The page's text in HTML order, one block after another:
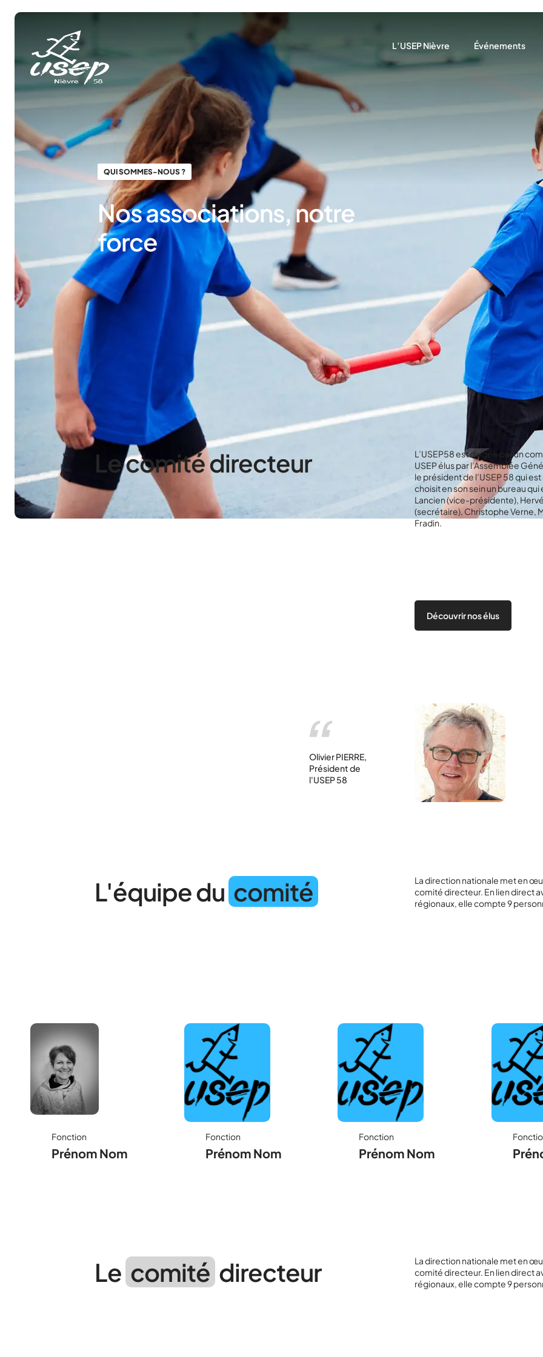
L’USEP Nièvre Événements
QUI SOMMES-NOUS ?
Nos associations, notre
force
Le comité directeur
L’USEP58 est dirigée par un
USEP élus par l’Assemblée
le président de l’USEP 58 qui
choisit en son sein un bureau
Lancien (vice-présidente),
(secrétaire), Christophe Verne,
Fradin.
Découvrir nos élus
Olivier PIERRE,
Président de
l'USEP 58
L'équipe du comité
La direction nationale met en
comité directeur. En lien direct
régionaux, elle compte 9
témoignage
écrit ici
Fonction
Prénom Nom
Fonction
Prénom Nom
Fonction
Prénom Nom
Le comité directeur
La direction nationale met en
comité directeur. En lien direct
régionaux, elle compte 9